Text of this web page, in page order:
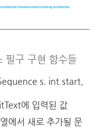
필구 구현 함수들
s. int start,
에 입력된 값
에서 새로 추가될 문